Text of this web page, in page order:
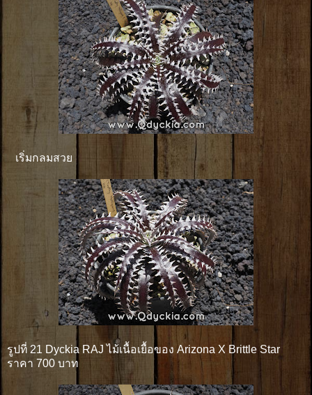
เริ่มกลมสวย
รูปที่ 21 Dyckia RAJ ไม้เนื้อเยื้อของ Arizona X Brittle Star
ราคา 700 บาท